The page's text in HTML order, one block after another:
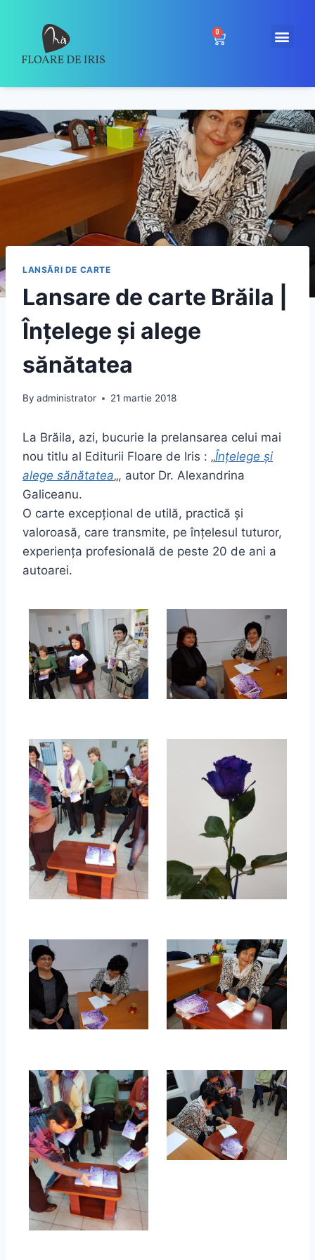
0
LANSĂRI DE CARTE
Lansare de carte Brăila |
Înțelege și alege
sănătatea
By administrator 21 martie 2018
La Brăila, azi, bucurie la prelansarea celui mai
nou titlu al Editurii Floare de Iris : „Înțelege și
alege sănătatea„, autor Dr. Alexandrina
Galiceanu.
O carte excepțional de utilă, practică și
valoroasă, care transmite, pe înțelesul tuturor,
experiența profesională de peste 20 de ani a
autoarei.